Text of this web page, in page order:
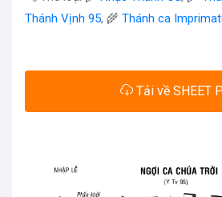
Thánh Vịnh 95, 🌾 Thánh ca
Tải về SHEET